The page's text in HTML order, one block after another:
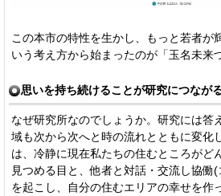
この本市の特性を生かし、もっと若者が
いう考え方から始まったのが「玉名未来
思いを持ち続けることが研究につなが
なぜ研究所なのでしょうか。研究には答
域も次から次へと時の流れとともに変化
は、冷静に現在私たちの住むところがど
見つめる目と、他者と対話・交流し協働
を起こし、自分の住むエリアの幸せを作